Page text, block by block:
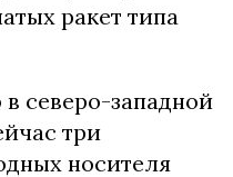
ракет типа
северо-западной
три
носителя